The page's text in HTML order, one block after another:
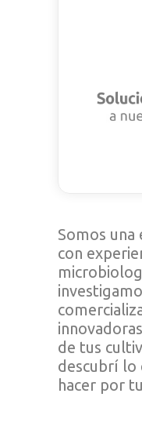
Somos una
con
de tus
descubrí lo
hacer por